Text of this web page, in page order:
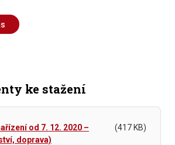
ke stažení
od 7. 12. 2020 –
doprava)
(417 KB)